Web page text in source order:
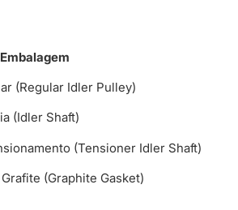
(Regular Idler Pulley)
(Idler Shaft)
(Tensioner Idler Shaft)
(Graphite Gasket)